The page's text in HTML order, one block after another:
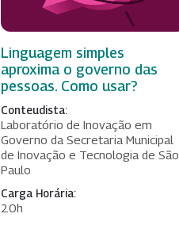
Linguagem simples
aproxima o governo das
pessoas. Como usar?
Conteudista:
Laboratório de Inovação em
Governo da Secretaria Municipal
de Inovação e Tecnologia de São
Paulo
Carga Horária:
20h